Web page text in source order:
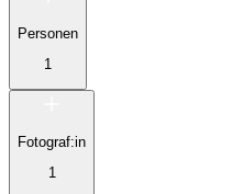
Personen
1
Fotograf:in
1